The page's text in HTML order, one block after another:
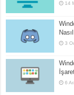
14
3
6